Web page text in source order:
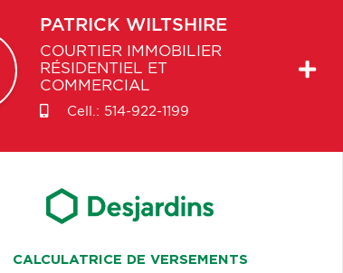
PATRICK WILTSHIRE
COURTIER IMMOBILIER
RÉSIDENTIEL ET
COMMERCIAL
Cell.: 514-922-1199
CALCULATRICE DE VERSEMENTS